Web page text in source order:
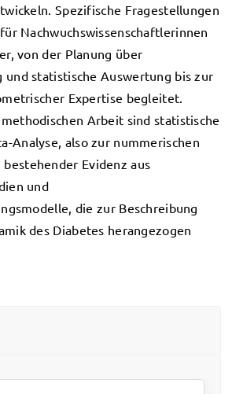
Spezifische Fragestellungen
Nachwuchswissenschaftlerinnen
von der Planung über
und statistische Auswertung bis zur
Expertise begleitet.
Arbeit sind statistische
Analyse, also zur nummerischen
Evidenz aus
und
die zur Beschreibung
des Diabetes herangezogen